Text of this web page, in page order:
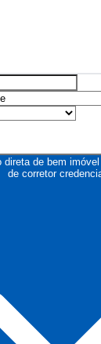
direta de bem
de corretor